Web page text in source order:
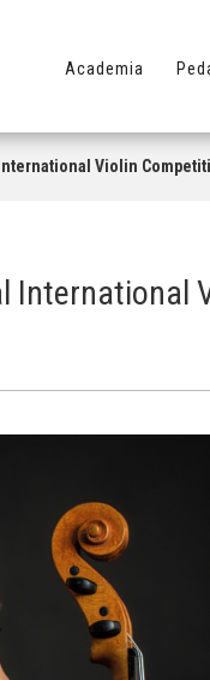
Academia
Violin
International